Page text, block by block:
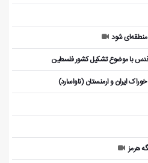
منطقه‌ای شود
قدس با موضوع تشکیل کشور فلسطین
ایران و ارمنستان (ناواسارد)
هرمز